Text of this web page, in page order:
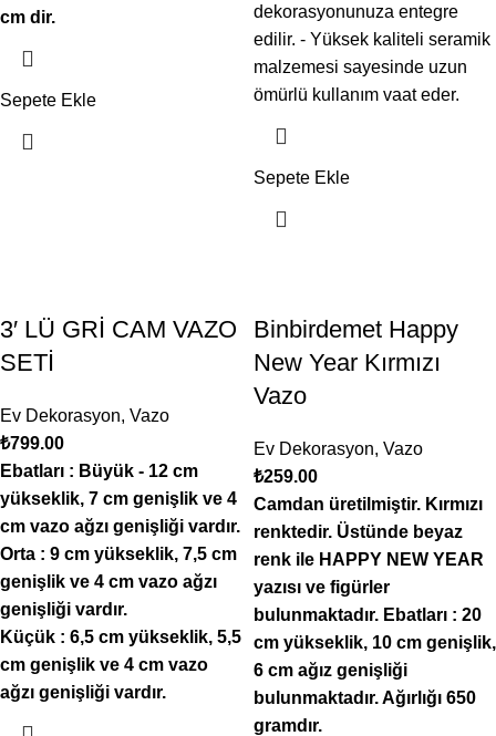
cm dir.
Sepete Ekle
dekorasyonunuza entegre
edilir. - Yüksek kaliteli seramik
malzemesi sayesinde uzun
ömürlü kullanım vaat eder.
Sepete Ekle
3′ LÜ GRİ CAM VAZO
SETİ
Ev Dekorasyon, Vazo
₺799.00
Ebatları : Büyük - 12 cm
yükseklik, 7 cm genişlik ve 4
cm vazo ağzı genişliği vardır.
Orta : 9 cm yükseklik, 7,5 cm
genişlik ve 4 cm vazo ağzı
genişliği vardır.
Küçük : 6,5 cm yükseklik, 5,5
cm genişlik ve 4 cm vazo
ağzı genişliği vardır.
Binbirdemet Happy
New Year Kırmızı
Vazo
Ev Dekorasyon, Vazo
₺259.00
Camdan üretilmiştir. Kırmızı
renktedir. Üstünde beyaz
renk ile HAPPY NEW YEAR
yazısı ve figürler
bulunmaktadır. Ebatları : 20
cm yükseklik, 10 cm genişlik,
6 cm ağız genişliği
bulunmaktadır. Ağırlığı 650
gramdır.